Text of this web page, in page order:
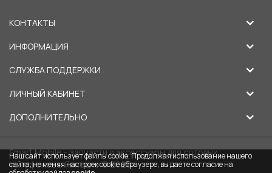
КОНТАКТЫ
ИНФОРМАЦИЯ
СЛУЖБА ПОДДЕРЖКИ
ЛИЧНЫЙ КАБИНЕТ
ДОПОЛНИТЕЛЬНО
Smart Mobile - запчасти и аксессуары для сотовых
телефонов в Липецке © 2026
Наш сайт использует файлы cookie. Продолжая использование нашего
сайта, не меняя настроек cookie в браузере, вы даете согласие на